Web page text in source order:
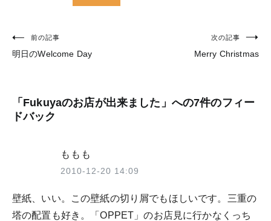
投
稿
ビ
ゲ
ン
前の記事
明日のWelcome Day
次の記事
Merry Christmas
「 Fukuyaのお店が出来ました 」への7件のフィー
ドバック
ももも
2010-12-20 14:09
壁紙、いい。この壁紙の切り屑でもほしいです。三重の
塔の配置も好き。「OPPET」のお店見に行かなくっち